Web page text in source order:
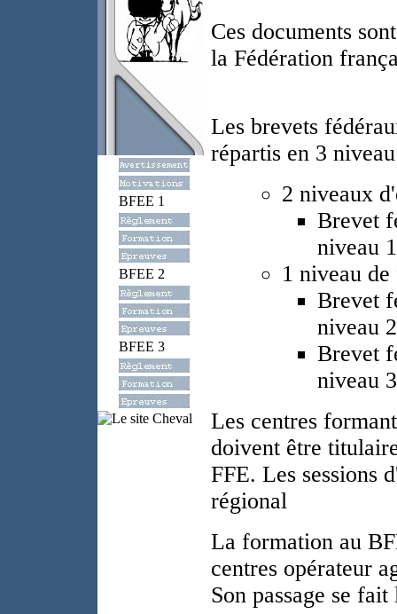
BFEE 1
BFEE 2
BFEE 3
Ces documents
la Fédération
Les brevets
répartis en 3
2 niveaux
Brevet
niveau
1 niveau
Brevet
niveau
Brevet
niveau
Les centres
doivent être
FFE. Les sessions
régional
La formation au
centres opérateur
Son passage se